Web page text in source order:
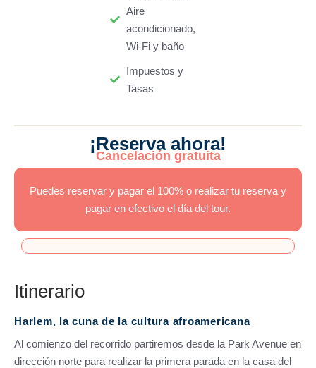
Aire
acondicionado,
Wi-Fi y baño
Impuestos y
Tasas
¡Reserva ahora!
Cancelación gratuita
Puedes reservar y pagar el 100% o realizar tu reserva y
pagar en efectivo el día del tour.
Itinerario
Harlem, la cuna de la cultura afroamericana
Al comienzo del recorrido partiremos desde la Park Avenue en
dirección norte para realizar la primera parada en la casa del